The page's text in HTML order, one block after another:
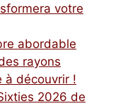
votre
abordable
rayons
à découvrir !
2026 de